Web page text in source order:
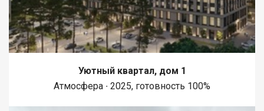
Уютный квартал, дом 1
Атмосфера ∙ 2025, готовность 100%